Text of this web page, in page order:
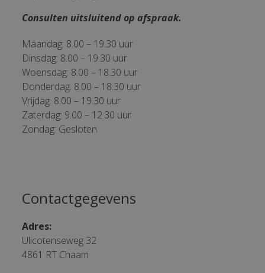
Consulten uitsluitend op afspraak.
Maandag: 8.00 – 19.30 uur
Dinsdag: 8.00 – 19.30 uur
Woensdag: 8.00 – 18.30 uur
Donderdag: 8.00 – 18.30 uur
Vrijdag: 8.00 – 19.30 uur
Zaterdag: 9.00 – 12.30 uur
Zondag: Gesloten
Contactgegevens
Adres:
Ulicotenseweg 32
4861 RT Chaam